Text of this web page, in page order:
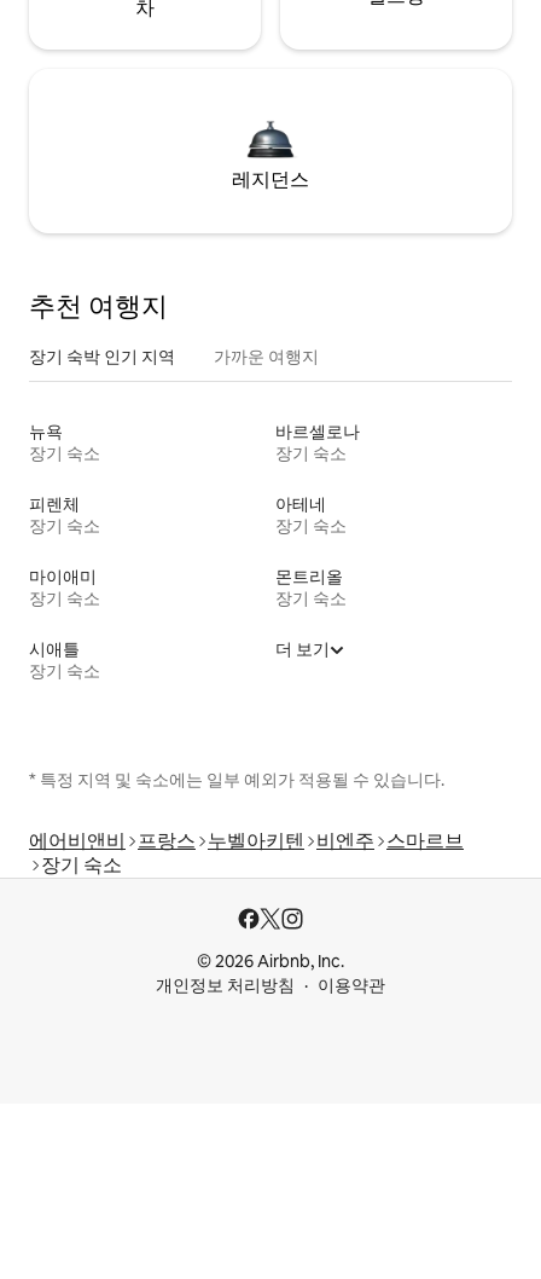
차
레지던스
추천 여행지
장기 숙박 인기 지역 가까운 여행지
뉴욕
장기 숙소
바르셀로나
장기 숙소
피렌체
장기 숙소
아테네
장기 숙소
마이애미
장기 숙소
몬트리올
장기 숙소
시애틀
장기 숙소
더 보기
* 특정 지역 및 숙소에는 일부 예외가 적용될 수 있습니다.
에어비앤비 프랑스 누벨아키텐 비엔주 스마르브
장기 숙소
© 2026 Airbnb, Inc.
개인정보 처리방침
이용약관